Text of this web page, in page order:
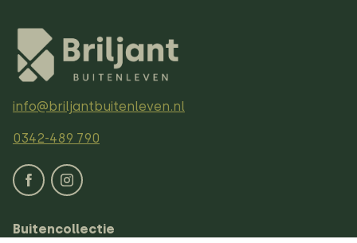
info@briljantbuitenleven.nl
0342-489 790
Buitencollectie